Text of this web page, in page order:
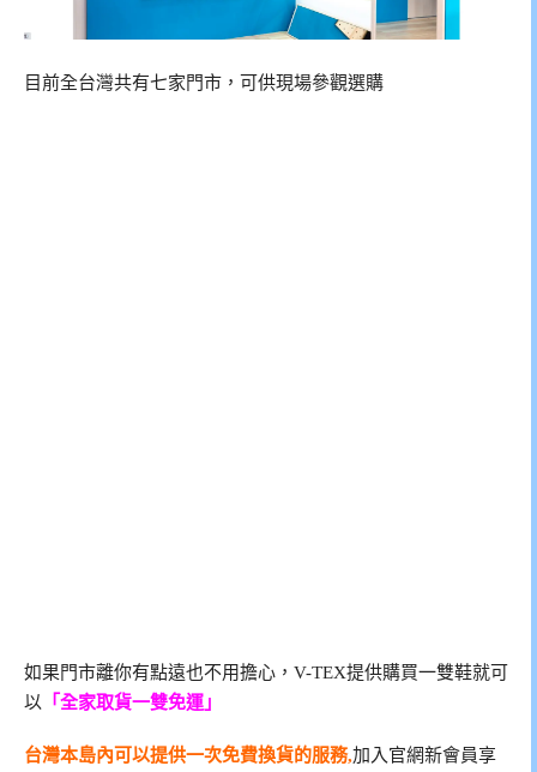
目前全台灣共有七家門市，可供現場參觀選購
如果門市離你有點遠也不用擔心，V-TEX提供購買一雙鞋就可
以 「全家取貨一雙免運」
台灣本島內可以提供一次免費換貨的服務,加入官網新會員享